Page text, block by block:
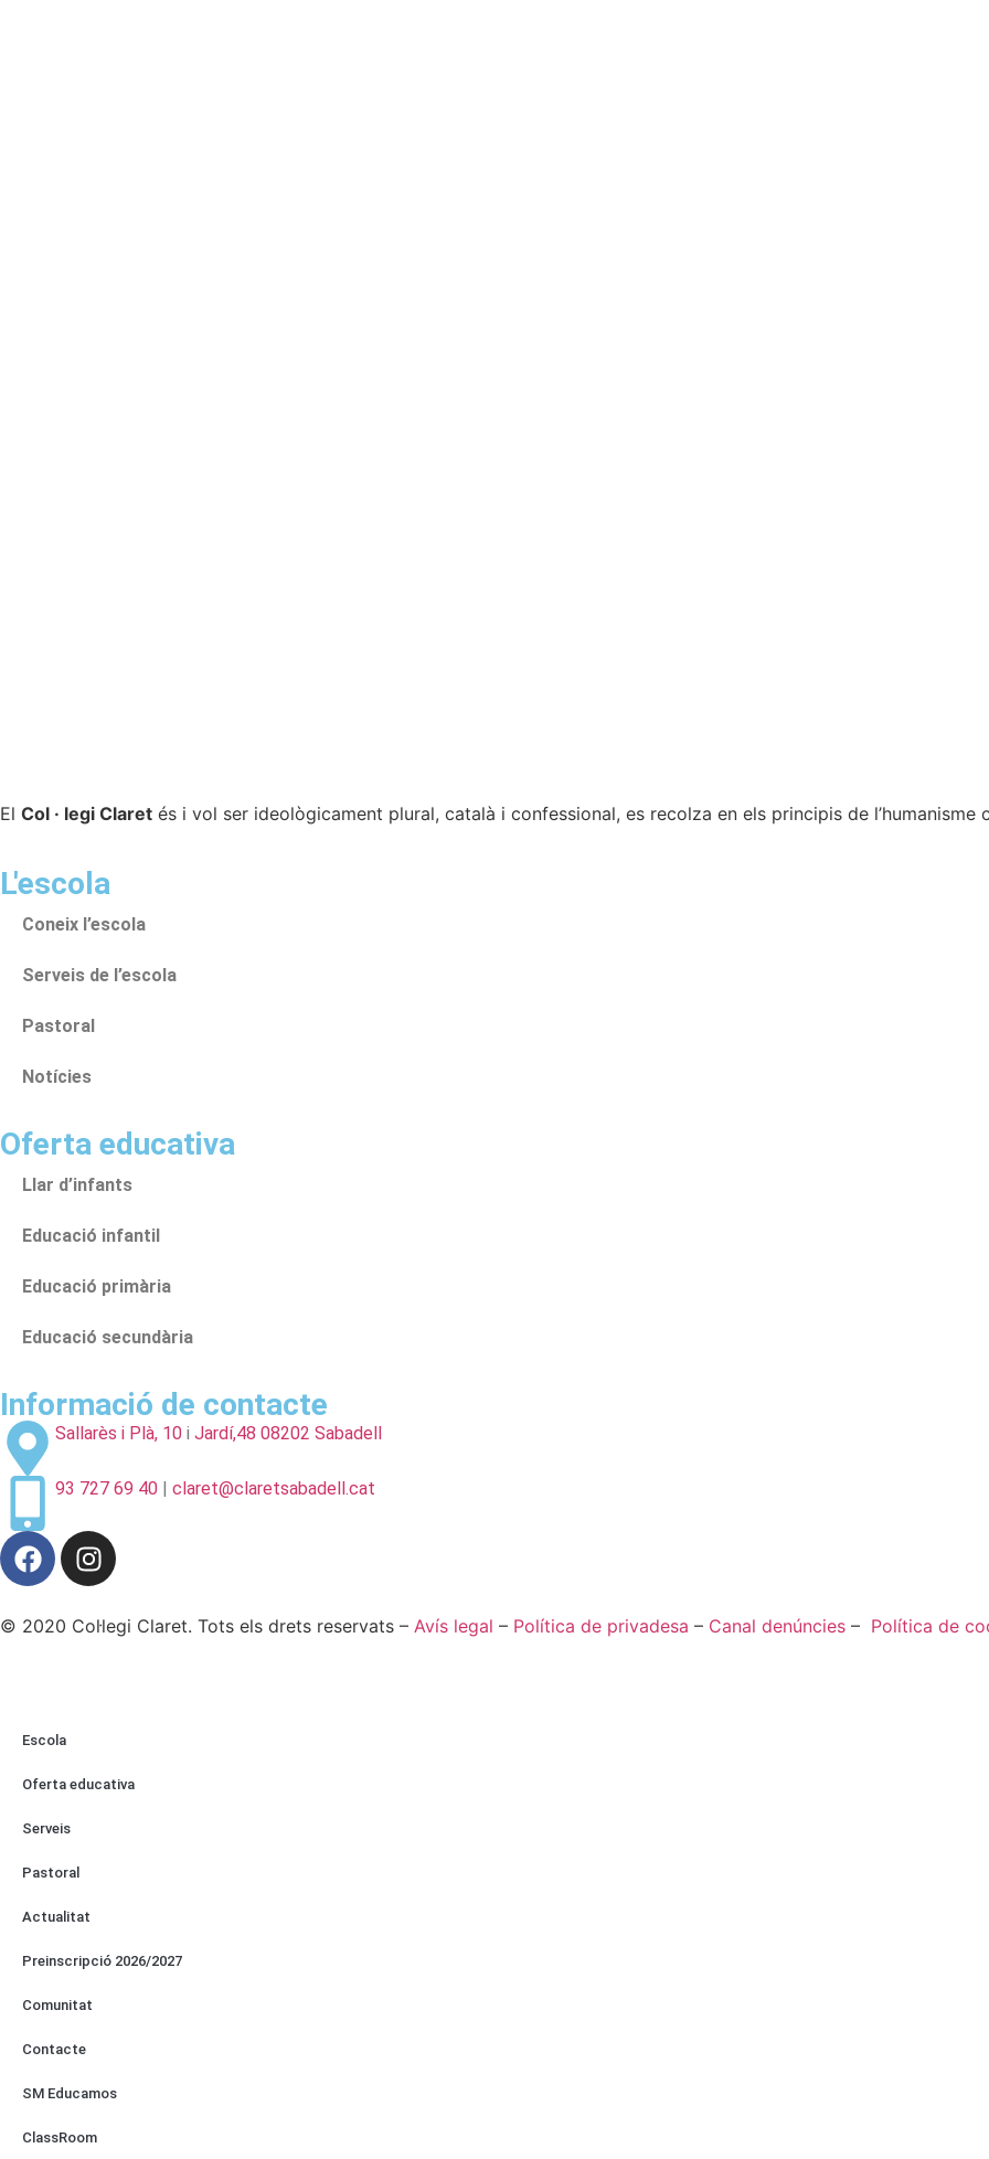
El Col · legi Claret és i vol ser ideològicament plural, català i confessional, es recolza en els principis de l’humanisme
L'escola
Coneix l’escola
Serveis de l’escola
Pastoral
Notícies
Oferta educativa
Llar d’infants
Educació infantil
Educació primària
Educació secundària
Informació de contacte
Sallarès i Plà, 10 i Jardí,48 08202 Sabadell
93 727 69 40 | claret@claretsabadell.cat
© 2020 Col·legi Claret. Tots els drets reservats – Avís legal – Política de privadesa – Canal denúncies – Política de
Escola
Oferta educativa
Serveis
Pastoral
Actualitat
Preinscripció 2026/2027
Comunitat
Contacte
SM Educamos
ClassRoom